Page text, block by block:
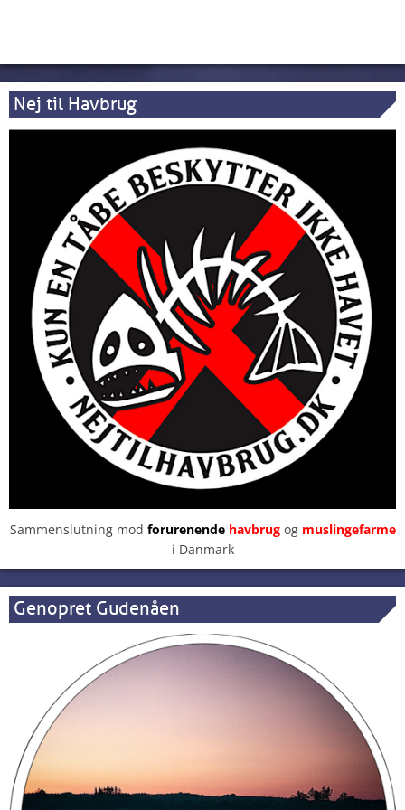
Nej til Havbrug
Sammenslutning mod forurenendehavbrugog muslingefarme
i Danmark
Genopret Gudenåen